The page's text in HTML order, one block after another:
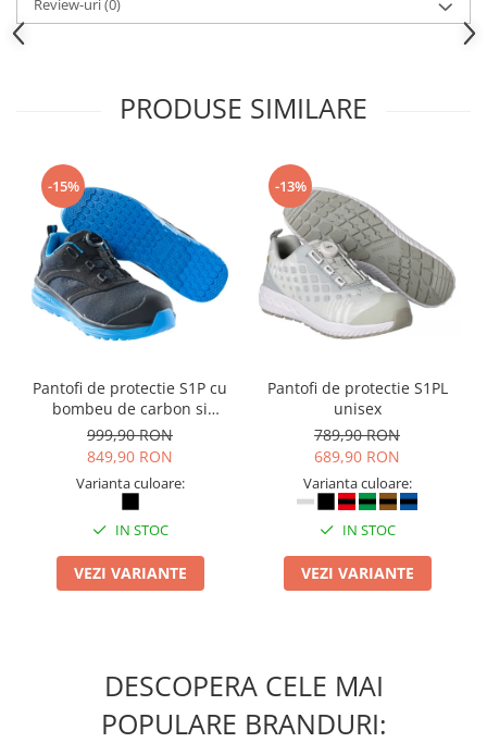
Protectia muncii si Imbracaminte
Bluze & Pulovere
Pantaloni
Pantaloni cu pieptar
Hanorace
Jachete
Impermeabile
Veste
Reflectorizante
Incaltaminte de lucru si protectie
Incaltaminte de oras si munte
Echipamente medicale
Manusi de protectie
Accesorii pentru protectia capului
Casti de protectie
Antifoane
Sepci, caciuli si esarfe
Accesorii pentru protectia muncii
Review-uri(0)
PRODUSE SIMILARE
-15%
Pantofi de protectie S1P cu
bombeu de carbon si
inchidere BOAÂ® Fit
999,90 RON
849,90 RON
Varianta culoare:
IN STOC
VEZI VARIANTE
-13%
Pantofi de protectie S1PL
unisex
789,90 RON
689,90 RON
Varianta culoare:
IN STOC
VEZI VARIANTE
DESCOPERA CELE MAI
POPULARE BRANDURI: